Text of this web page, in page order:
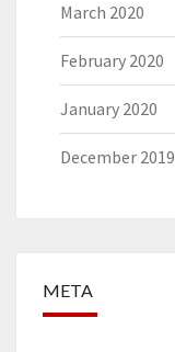
March 2020
February 2020
January 2020
December 2019
META